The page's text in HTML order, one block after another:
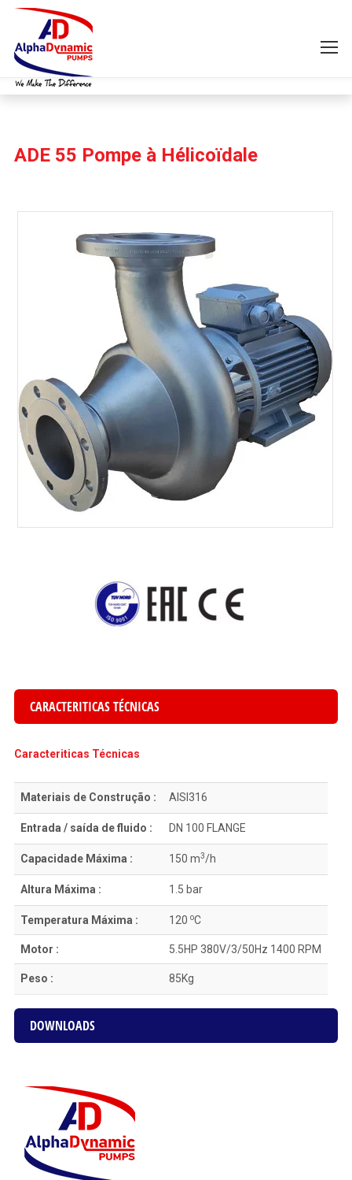
ADE 55 Pompe à Hélicoïdale
CARACTERITICAS TÉCNICAS
Caracteriticas Técnicas
Materiais de Construção : AISI316
Entrada / saída de fluido : DN 100 FLANGE
Capacidade Máxima : 150 m3/h
Altura Máxima : 1.5 bar
Temperatura Máxima : 120 oC
Motor : 5.5HP 380V/3/50Hz 1400 RPM
Peso : 85Kg
DOWNLOADS